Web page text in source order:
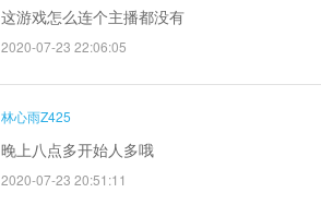
这游戏怎么连个主播都没有
2020-07-23 22:06:05
林心雨Z425
晚上八点多开始人多哦
2020-07-23 20:51:11